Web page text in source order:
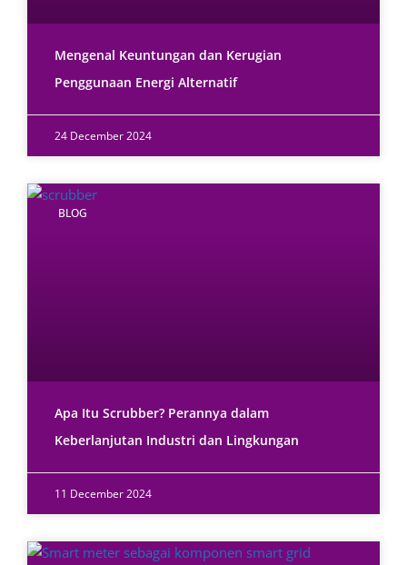
Mengenal Keuntungan dan Kerugian
Penggunaan Energi Alternatif
24 December 2024
BLOG
Apa Itu Scrubber? Perannya dalam
Keberlanjutan Industri dan Lingkungan
11 December 2024